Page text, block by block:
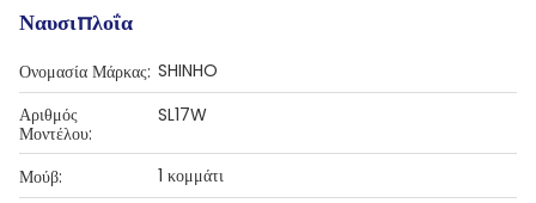
Ναυσιπλοΐα
Ονομασία Μάρκας: SHINHO
Αριθμός
Μοντέλου:
SL17W
Μούβ:
1 κομμάτι